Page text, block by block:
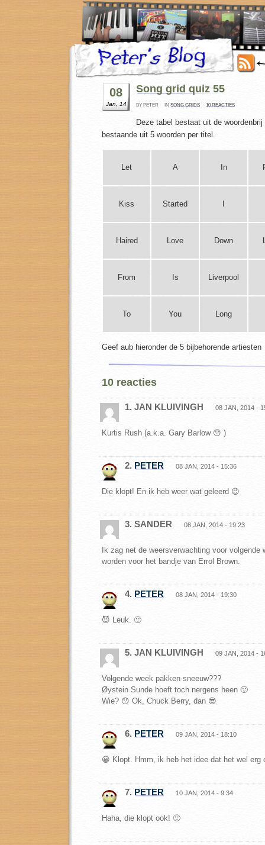
08
Jan, 14
Song grid quiz 55
BY PETER IN SONG GRIDS 10 REACTIES
Deze tabel bestaat uit de
bestaande uit 5 woorden per titel.
Let A In
Kiss Started
Haired Love Down
From Is Liverpool
To You Long
Geef aub hieronder de 5 bijbehorende artiesten
10 reacties
1. JAN KLUIVINGH 08 JAN, 2014 -
Kurtis Rush (a.k.a. Gary Barlow 😯 )
2. PETER 08 JAN, 2014 - 15:36
Die klopt! En ik heb weer wat geleerd 😉
3. SANDER 08 JAN, 2014 - 19:23
Ik zag net de weersverwachting voor
worden voor het bandje van Errol Brown.
4. PETER 08 JAN, 2014 - 19:30
😈 Leuk. 🙂
5. JAN KLUIVINGH 09 JAN, 2014 -
Volgende week pakken sneeuw???
Øystein Sunde hoeft toch nergens heen 🙂
Wie? 😯 Ok, Chuck Berry, dan 😎
6. PETER 09 JAN, 2014 - 18:10
😀 Klopt. Hmm, ik heb het idee dat het wel erg
7. PETER 10 JAN, 2014 - 9:34
Haha, die klopt ook! 🙂